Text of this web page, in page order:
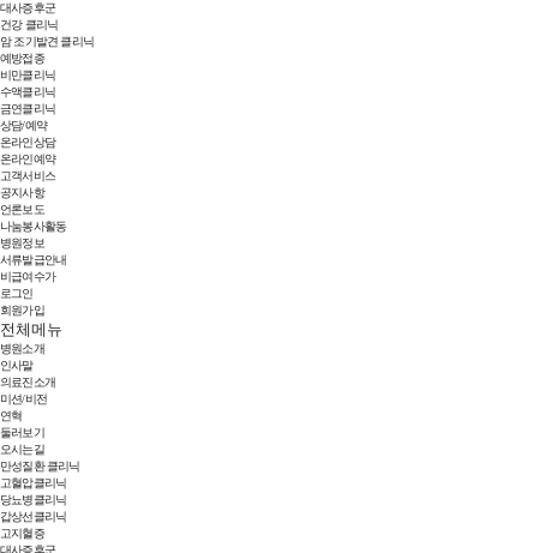
대사증후군
건강 클리닉
암 조기발견 클리닉
예방접종
비만클리닉
수액클리닉
금연클리닉
상담/예약
온라인상담
온라인예약
고객서비스
공지사항
언론보도
나눔봉사활동
병원정보
서류발급안내
비급여수가
로그인
회원가입
전체메뉴
병원소개
인사말
의료진소개
미션/비전
연혁
둘러보기
오시는길
만성질환 클리닉
고혈압클리닉
당뇨병클리닉
갑상선클리닉
고지혈증
대사증후군